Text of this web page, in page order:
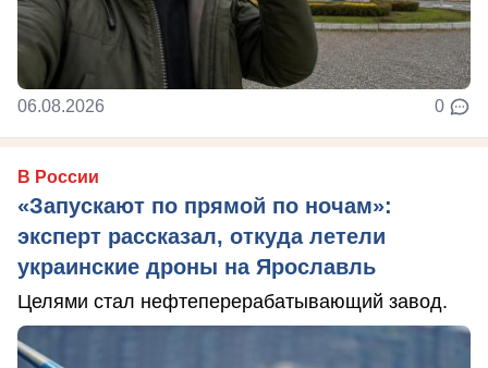
06.08.2026 0
В России
«Запускают по прямой по ночам»:
эксперт рассказал, откуда летели
украинские дроны на Ярославль
Целями стал нефтеперерабатывающий завод.